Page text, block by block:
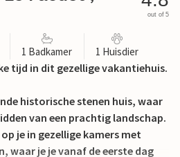
out of 5
1 Badkamer 1 Huisdier
tijd in dit gezellige vakantiehuis.
historische stenen huis, waar
van een prachtig landschap.
je in gezellige kamers met
waar je je vanaf de eerste dag